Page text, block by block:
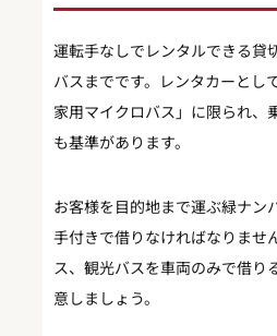
運転手なしでレンタルできる貸
バスまでです。レンタカーとし
家用マイクロバス」に限られ、
も基準があります。
お客様を目的地まで運ぶ緑ナン
手付きで借りなければなりませ
ス、観光バスを車両のみで借り
意しましょう。